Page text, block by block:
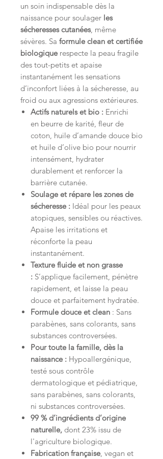
un soin indispensable dès la
naissance pour soulager les
sécheresses cutanées, même
sévères. Sa formule clean et certifiée
biologique respecte la peau fragile
des tout-petits et apaise
instantanément les sensations
d’inconfort liées à la sécheresse, au
froid ou aux agressions extérieures.
Actifs naturels et bio : Enrichi
en beurre de karité, fleur de
coton, huile d’amande douce bio
et huile d’olive bio pour nourrir
intensément, hydrater
durablement et renforcer la
barrière cutanée.
Soulage et répare les zones de
sécheresse : Idéal pour les peaux
atopiques, sensibles ou réactives.
Apaise les irritations et
réconforte la peau
instantanément.
Texture fluide et non grasse
: S’applique facilement, pénètre
rapidement, et laisse la peau
douce et parfaitement hydratée.
Formule douce et clean : Sans
parabènes, sans colorants, sans
substances controversées.
Pour toute la famille, dès la
naissance : Hypoallergénique,
testé sous contrôle
dermatologique et pédiatrique,
sans parabènes, sans colorants,
ni substances controversées.
99 % d’ingrédients d’origine
naturelle, dont 23% issu de
l'agriculture biologique.
Fabrication française vegan et